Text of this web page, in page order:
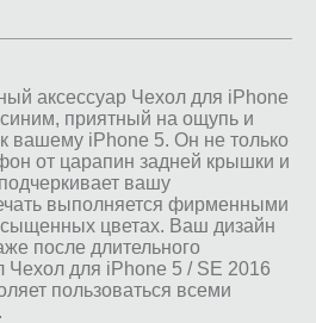
аксессуар Чехол для iPhone
приятный на ощупь и
вашему iPhone 5. Он не только
от царапин задней крышки и
вашу
выполняется фирменными
цветах. Ваш дизайн
после длительного
Чехол для iPhone 5 / SE 2016
пользоваться всеми